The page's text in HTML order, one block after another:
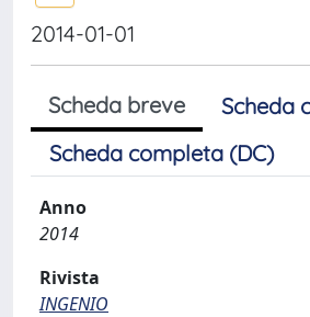
2014-01-01
Scheda breve
Scheda
Scheda completa (DC)
Anno
2014
Rivista
INGENIO